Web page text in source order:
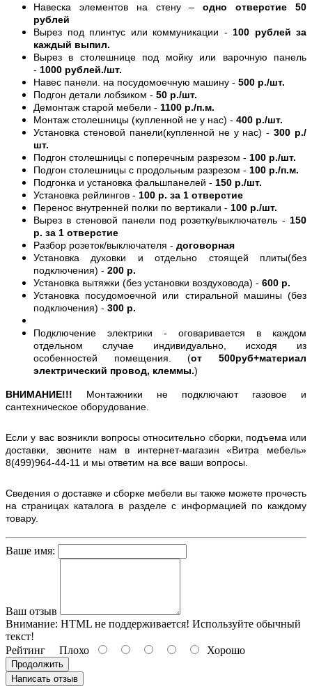
Навеска элементов на стену –одно отверстие 50
рублей
Вырез под плинтус или коммуникации - 100 рублей за
каждый выпил.
Вырез в столешнице под мойку или варочную панель
- 1000 рублей./шт.
Навес панели. на посудомоечную машину - 500 р./шт.
Подгон детали лобзиком - 50 р./шт.
Демонтаж старой мебели - 1100 р./п.м.
Монтаж столешницы (купленной не у нас) - 400 р./шт.
Установка стеновой панели(купленной не у нас) -300 р./
шт.
Подгон столешницы с поперечным разрезом - 100 р./шт.
Подгон столешницы с продольным разрезом - 100 р./п.м.
Подгонка и установка фальшпанелей - 150 р./шт.
Установка рейлингов - 100 р. за 1 отверстие
Перенос внутренней полки по вертикали - 100 р./шт.
Вырез в стеновой панели под розетку/выключатель - 150
р. за 1 отверстие
Разбор розеток/выключателя - договорная
Установка духовки и отдельно стоящей плиты(без
подключения) - 200 р.
Установка вытяжки (без установки воздуховода) - 600 р.
Установка посудомоечной или стиральной машины (без
подключения) - 300 р.
Подключение электрики - оговаривается в каждом
отдельном случае индивидуально, исходя из
особенностей помещения. (от 500руб+материал
электрический провод, клеммы.)
ВНИМАНИЕ!!! Монтажники не подключают газовое и
сантехническое оборудование.
Если у вас возникли вопросы относительно сборки, подъема или
доставки, звоните нам в интернет-магазин «Витра мебель»
8(499)964-44-11 и мы ответим на все ваши вопросы.
Сведения о доставке и сборке мебели вы также можете прочесть
на страницах каталога в разделе с информацией по каждому
товару.
Ваше имя:
Ваш отзыв
Внимание: HTML не поддерживается! Используйте обычный
текст!
Рейтинг Плохо Хорошо
Продолжить
Написать отзыв